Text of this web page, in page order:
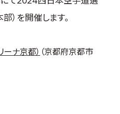
）を開催します。
ナ京都） （京都府京都市